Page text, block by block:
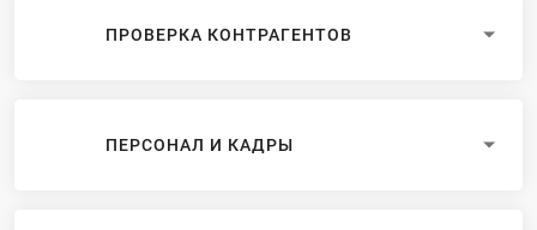
ПРОВЕРКА КОНТРАГЕНТОВ
ПЕРСОНАЛ И КАДРЫ